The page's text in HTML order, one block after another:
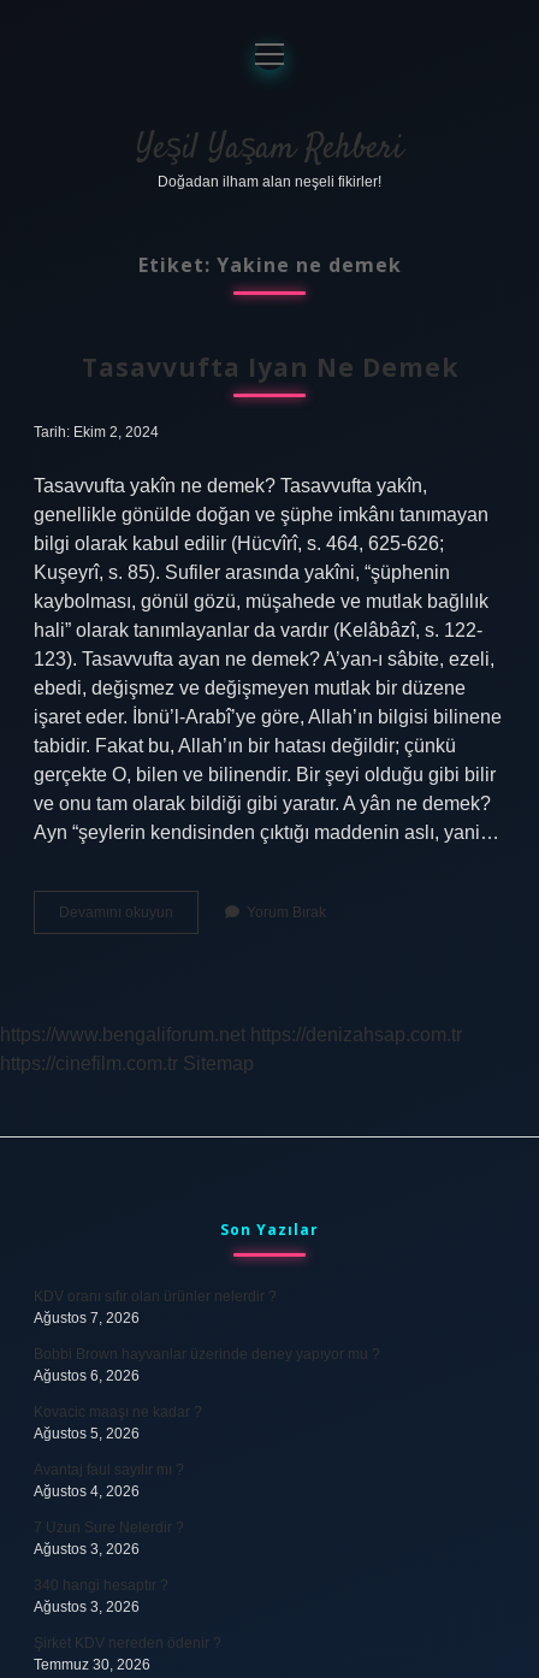
Anasayfa
Gizlilik Politikası
Yasal Uyarı
menüyü
aç
Yeşil Yaşam Rehberi
Doğadan ilham alan neşeli fikirler!
Etiket: Yakine ne demek
Tasavvufta Iyan Ne Demek
Tarih: Ekim 2, 2024
Tasavvufta yakîn ne demek? Tasavvufta yakîn,
genellikle gönülde doğan ve şüphe imkânı tanımayan
bilgi olarak kabul edilir (Hücvîrî, s. 464, 625-626;
Kuşeyrî, s. 85). Sufiler arasında yakîni, “şüphenin
kaybolması, gönül gözü, müşahede ve mutlak bağlılık
hali” olarak tanımlayanlar da vardır (Kelâbâzî, s. 122-
123). Tasavvufta ayan ne demek? A’yan-ı sâbite, ezeli,
ebedi, değişmez ve değişmeyen mutlak bir düzene
işaret eder. İbnü’l-Arabî’ye göre, Allah’ın bilgisi bilinene
tabidir. Fakat bu, Allah’ın bir hatası değildir; çünkü
gerçekte O, bilen ve bilinendir. Bir şeyi olduğu gibi bilir
ve onu tam olarak bildiği gibi yaratır. A yân ne demek?
Ayn “şeylerin kendisinden çıktığı maddenin aslı, yani…
Devamını okuyun Tasavvufta
Iyan
Yorum Bırak
https://www.bengaliforum.net https://denizahsap.com.tr
https://cinefilm.com.tr Sitemap
Son Yazılar
KDV oranı sıfır olan ürünler nelerdir ?
Ağustos 7, 2026
Bobbi Brown hayvanlar üzerinde deney yapıyor mu ?
Ağustos 6, 2026
Kovacic maaşı ne kadar ?
Ağustos 5, 2026
Avantaj faul sayılır mı ?
Ağustos 4, 2026
7 Uzun Sure Nelerdir ?
Ağustos 3, 2026
340 hangi hesaptır ?
Ağustos 3, 2026
Şirket KDV nereden ödenir ?
Temmuz 30, 2026